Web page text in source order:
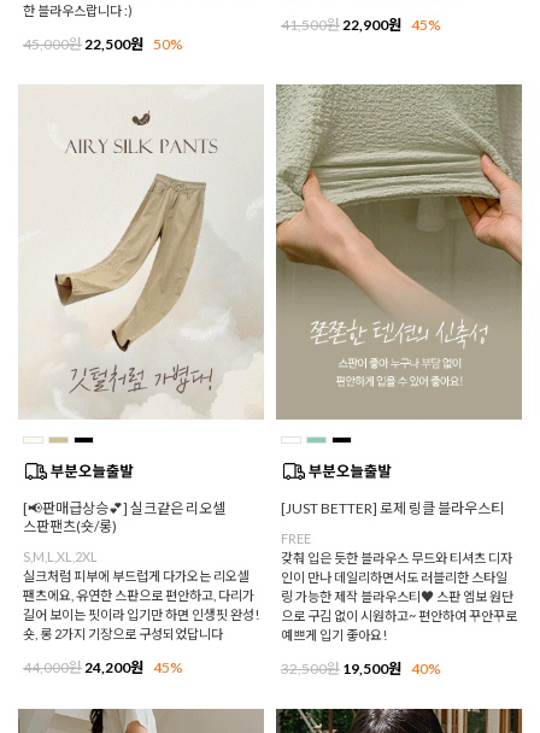
한 블라우스랍니다 :)
45,000원 22,500원 50%
41,500원 22,900원 45%
[📢판매급상승💕] 실크같은 리오셀
스판팬츠(숏/롱)
S,M,L,XL,2XL
실크처럼 피부에 부드럽게 다가오는 리오셀
팬츠에요, 유연한 스판으로 편안하고, 다리가
길어 보이는 핏이라 입기만 하면 인생핏 완성!
숏, 롱 2가지 기장으로 구성되었답니다
44,000원24,200원 45%
[JUST BETTER] 로제 링클 블라우스티
FREE
갖춰 입은 듯한 블라우스 무드와 티셔츠 디자
인이 만나 데일리하면서도 러블리한 스타일
링 가능한 제작 블라우스티♥ 스판 엠보 원단
으로 구김 없이 시원하고~ 편안하여 꾸안꾸로
예쁘게 입기 좋아요!
32,500원 19,500원 40%